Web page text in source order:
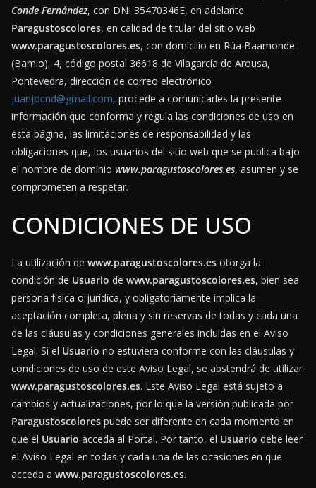
Conde Fernández, con DNI 35470346E, en adelante
Paragustoscolores, en calidad de titular del sitio web
www.paragustoscolores.es, con domicilio en Rúa Baamonde
(Bamio), 4, código postal 36618 de Vilagarcía de Arousa,
Pontevedra, dirección de correo electrónico
juanjocnd@gmail.com, procede a comunicarles la presente
información que conforma y regula las condiciones de uso en
esta página, las limitaciones de responsabilidad y las
obligaciones que, los usuarios del sitio web que se publica bajo
el nombre de dominio www.paragustoscolores.es, asumen y se
comprometen a respetar.
CONDICIONES DE USO
La utilización de www.paragustoscolores.es otorga la
condición de Usuario de www.paragustoscolores.es, bien sea
persona física o jurídica, y obligatoriamente implica la
aceptación completa, plena y sin reservas de todas y cada una
de las cláusulas y condiciones generales incluidas en el Aviso
Legal. Si el Usuario no estuviera conforme con las cláusulas y
condiciones de uso de este Aviso Legal, se abstendrá de utilizar
www.paragustoscolores.es. Este Aviso Legal está sujeto a
cambios y actualizaciones, por lo que la versión publicada por
Paragustoscolores puede ser diferente en cada momento en
que el Usuario acceda al Portal. Por tanto, el Usuario debe leer
el Aviso Legal en todas y cada una de las ocasiones en que
acceda a www.paragustoscolores.es.